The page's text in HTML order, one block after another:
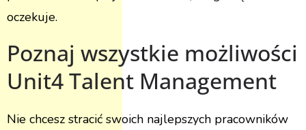
oczekuje.
Poznaj wszystkie możliwości
Unit4 Talent Management
Nie chcesz stracić swoich najlepszych pracowników